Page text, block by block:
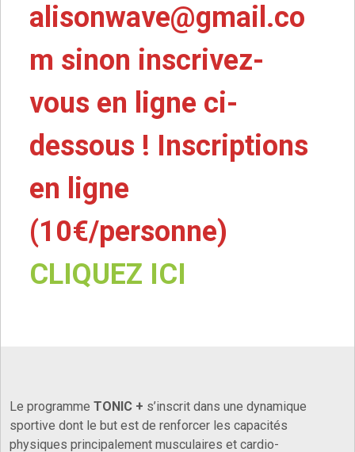
alisonwave@gmail.co
m sinon inscrivez-
vous en ligne ci-
dessous ! Inscriptions
en ligne
(10€/personne)
CLIQUEZ ICI
Le programmeTONIC + s’inscrit dans une dynamique
sportive dont le but est de renforcer les capacités
physiques principalement musculaires et cardio-